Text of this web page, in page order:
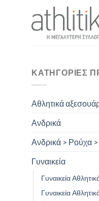
ΚΑΤΗΓΟΡΊΕΣ
Αθλητικά
Ανδρικά
Ανδρικά > Ρούχα
Γυναικεία
Γυναικεία
Γυναικεία